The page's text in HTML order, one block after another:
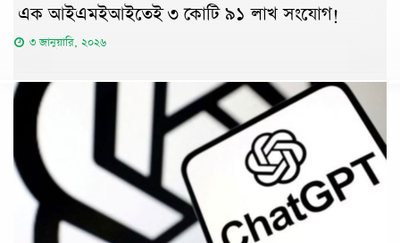
এক আইএমইআইতেই ৩ কোটি ৯১ লাখ সংযোগ!
৩ জানুয়ারি, ২০২৬